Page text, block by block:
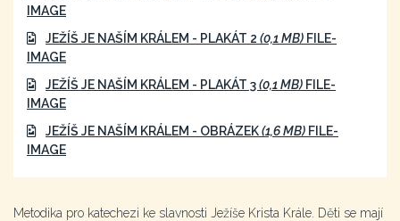
IMAGE
JEŽÍŠ JE NAŠÍM KRÁLEM - PLAKÁT 2 (0,1 MB) FILE-
IMAGE
JEŽÍŠ JE NAŠÍM KRÁLEM - PLAKÁT 3(0,1 MB) FILE-
IMAGE
JEŽÍŠ JE NAŠÍM KRÁLEM - OBRÁZEK(1,6 MB) FILE-
IMAGE
Metodika pro katechezi ke slavnosti Ježíše Krista Krále. Děti se mají